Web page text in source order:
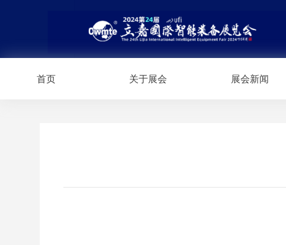
首页 关于展会 展会新闻